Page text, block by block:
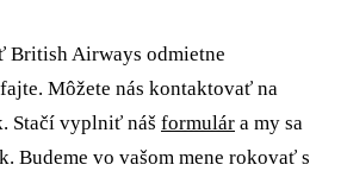
British Airways odmietne
Môžete nás kontaktovať na
Stačí vyplniť náš formulár a my sa
Budeme vo vašom mene rokovať s